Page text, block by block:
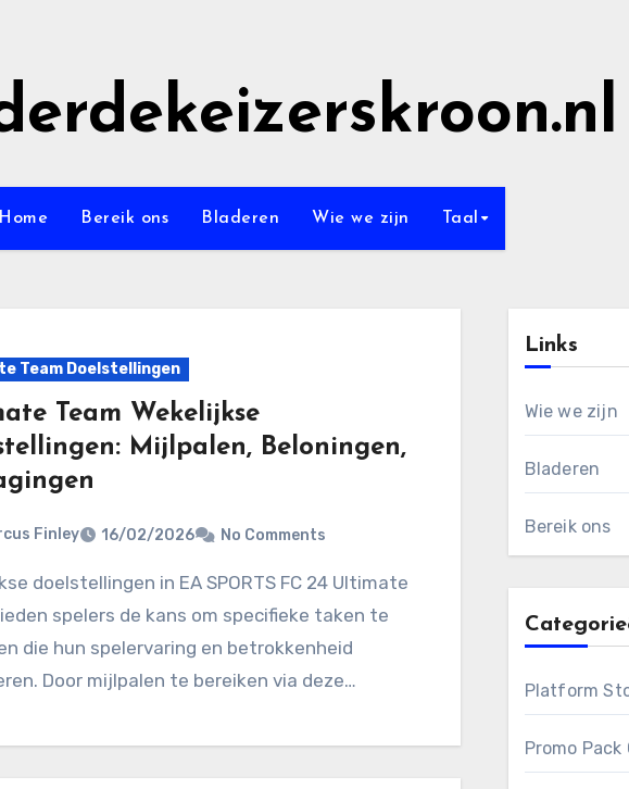
Home Bereik ons Bladeren Wie we zijn Taal
Team Doelstellingen
Team Wekelijkse
Mijlpalen, Beloningen,
Finley 16/02/2026 No Comments
spelers de kans om specifieke taken te
die hun spelervaring en betrokkenheid
Door mijlpalen te bereiken via deze…
Links
Wie we zijn
Bladeren
Bereik ons
Platform
Promo Pack